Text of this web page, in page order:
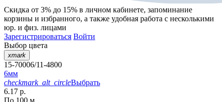
Скидка от 3% до 15% в личном кабинете, запоминание
корзины и избранного, а также удобная работа с несколькими
юр. и физ. лицами
Зарегистрироваться Войти
Выбор цвета
xmark
15-70006/11-4800
6мм
checkmark_alt_circleВыбрать
6.17 р.
По 100 м